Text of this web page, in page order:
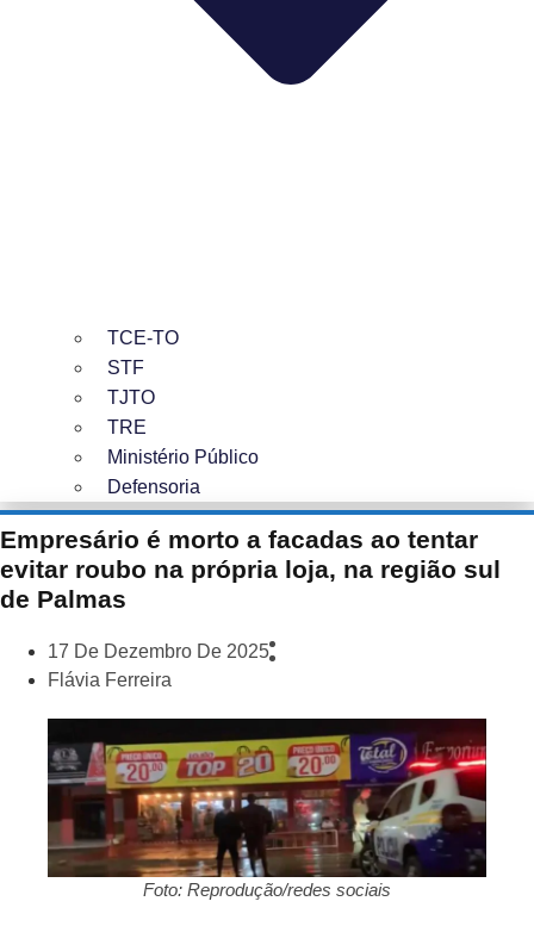
TCE-TO
STF
TJTO
TRE
Ministério Público
Defensoria
Empresário é morto a facadas ao tentar
evitar roubo na própria loja, na região sul
de Palmas
17 De Dezembro De 2025
Flávia Ferreira
Foto: Reprodução/redes sociais